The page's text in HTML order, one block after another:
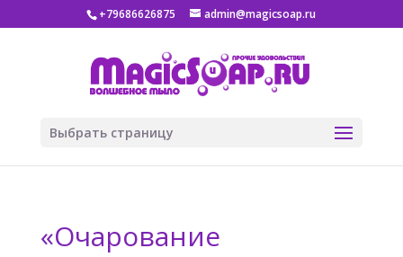
+79686626875 admin@magicsoap.ru
Выбрать страницу
«Очарование